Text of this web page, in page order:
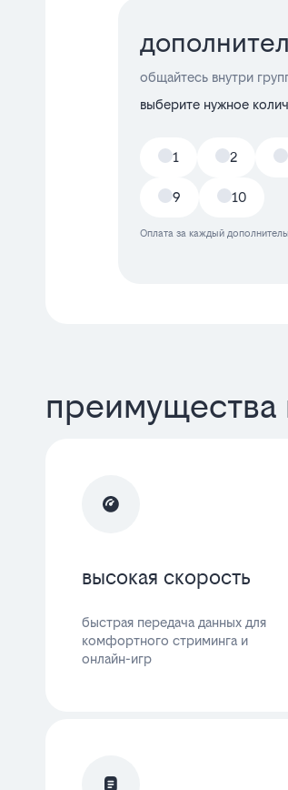
общайтесь внутри
выберите нужное
1 2
9 10
Оплата за каждый
преимущества
высокая скорость
быстрая передача данных для
комфортного стриминга и
онлайн-игр